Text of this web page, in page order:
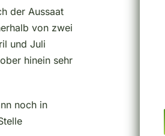
der Aussaat
von zwei
und Juli
hinein sehr
noch in